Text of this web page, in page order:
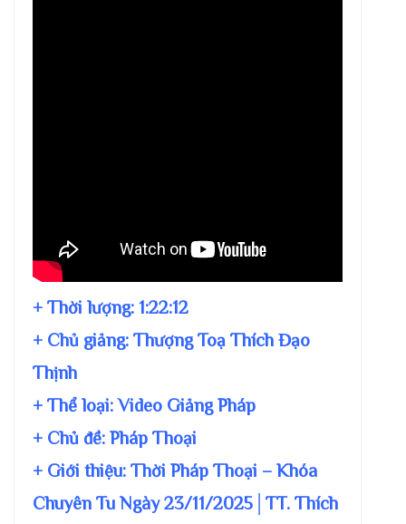
+ Thời lượng: 1:22:12
+ Chủ giảng: Thượng Toạ Thích Đạo
Thịnh
+ Thể loại: Video Giảng Pháp
+ Chủ đề: Pháp Thoại
+ Giới thiệu: Thời Pháp Thoại – Khóa
Chuyên Tu Ngày 23/11/2025│TT. Thích